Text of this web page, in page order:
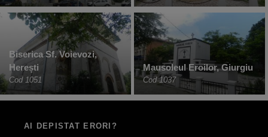
Biserica Sf. Voievozi,
Herești
Cod 1051
Mausoleul Eroilor, Giurgiu
Cod 1037
AI DEPISTAT ERORI?